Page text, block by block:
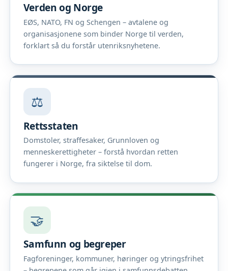
Verden og Norge
EØS, NATO, FN og Schengen – avtalene og
organisasjonene som binder Norge til verden,
forklart så du forstår utenriksnyhetene.
⚖️
Rettsstaten
Domstoler, straffesaker, Grunnloven og
menneskerettigheter – forstå hvordan retten
fungerer i Norge, fra siktelse til dom.
🤝
Samfunn og begreper
Fagforeninger, kommuner, høringer og ytringsfrihet